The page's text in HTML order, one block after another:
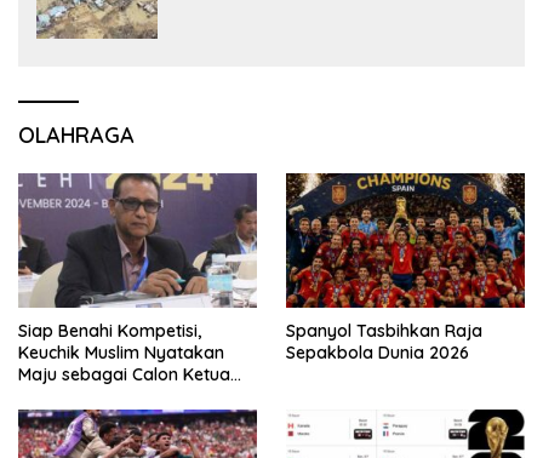
OLAHRAGA
Siap Benahi Kompetisi,
Keuchik Muslim Nyatakan
Maju sebagai Calon Ketua
Spanyol Tasbihkan Raja
Sepakbola Dunia 2026